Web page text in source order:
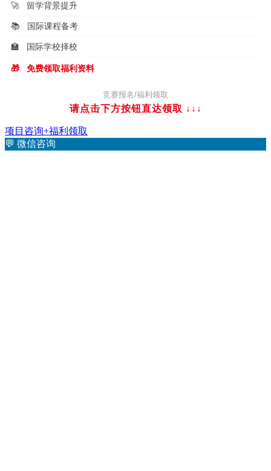
🚀 留学背景提升
📚 国际课程备考
🏫 国际学校择校
🎁 免费领取福利资料
竞赛报名/福利领取
请点击下方按钮直达领取 ↓↓↓
项目咨询+福利领取
💬 微信咨询